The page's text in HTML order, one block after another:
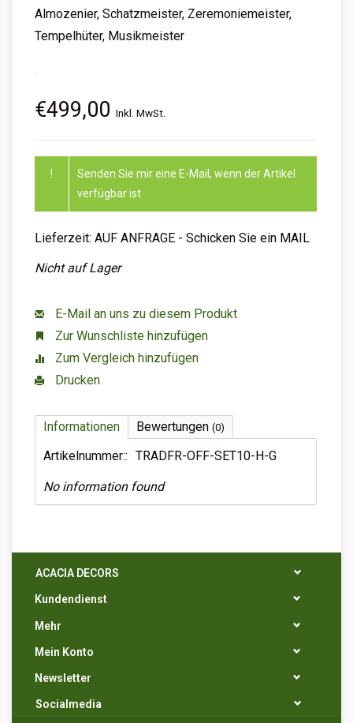
Almozenier, Schatzmeister, Zeremoniemeister,
Tempelhüter, Musikmeister
€499,00 Inkl. MwSt.
!
Senden Sie mir eine E-Mail, wenn der Artikel
verfügbar ist
Lieferzeit: AUF ANFRAGE - Schicken Sie ein MAIL
Nicht auf Lager
E-Mail an uns zu diesem Produkt
Zur Wunschliste hinzufügen
Zum Vergleich hinzufügen
Drucken
Informationen Bewertungen (0)
Artikelnummer:: TRADFR-OFF-SET10-H-G
No information found
ACACIA DECORS
Kundendienst
Mehr
Mein Konto
Newsletter
Socialmedia